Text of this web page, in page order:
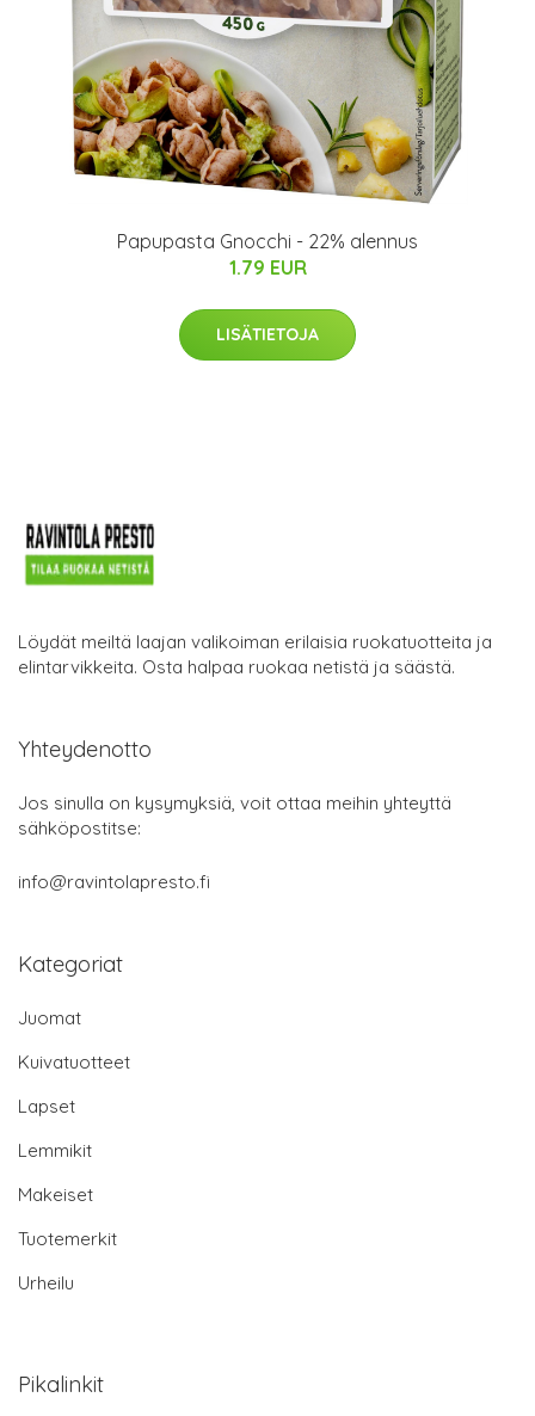
Papupasta Gnocchi - 22% alennus
1.79 EUR
LISÄTIETOJA
Löydät meiltä laajan valikoiman erilaisia ruokatuotteita ja
elintarvikkeita. Osta halpaa ruokaa netistä ja säästä.
Yhteydenotto
Jos sinulla on kysymyksiä, voit ottaa meihin yhteyttä
sähköpostitse:
info@ravintolapresto.fi
Kategoriat
Juomat
Kuivatuotteet
Lapset
Lemmikit
Makeiset
Tuotemerkit
Urheilu
Pikalinkit